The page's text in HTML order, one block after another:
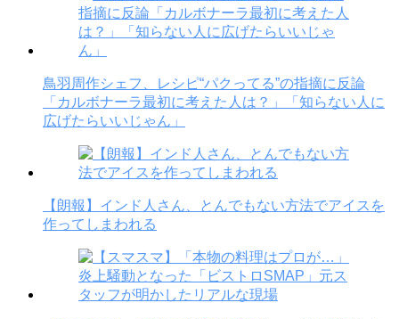
鳥羽周作シェフ、レシピ“パクってる”の指摘に反論
「カルボナーラ最初に考えた人は？」「知らない人に
広げたらいいじゃん」
【朗報】インド人さん、とんでもない方法でアイスを
作ってしまわれる